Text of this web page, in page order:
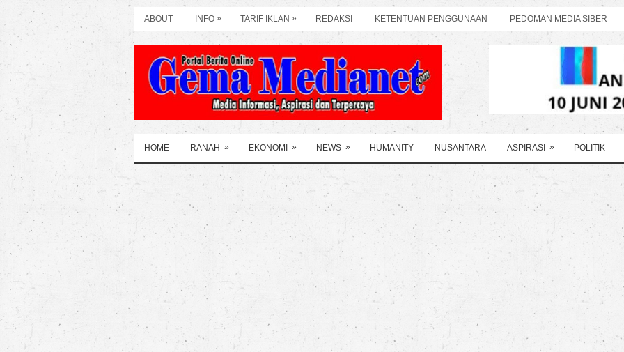
ABOUT INFO » TARIF IKLAN » REDAKSI KETENTUAN PENGGUNAAN PEDOMAN MEDIA SIBER
HOME RANAH » EKONOMI » NEWS » HUMANITY NUSANTARA ASPIRASI » POLITIK